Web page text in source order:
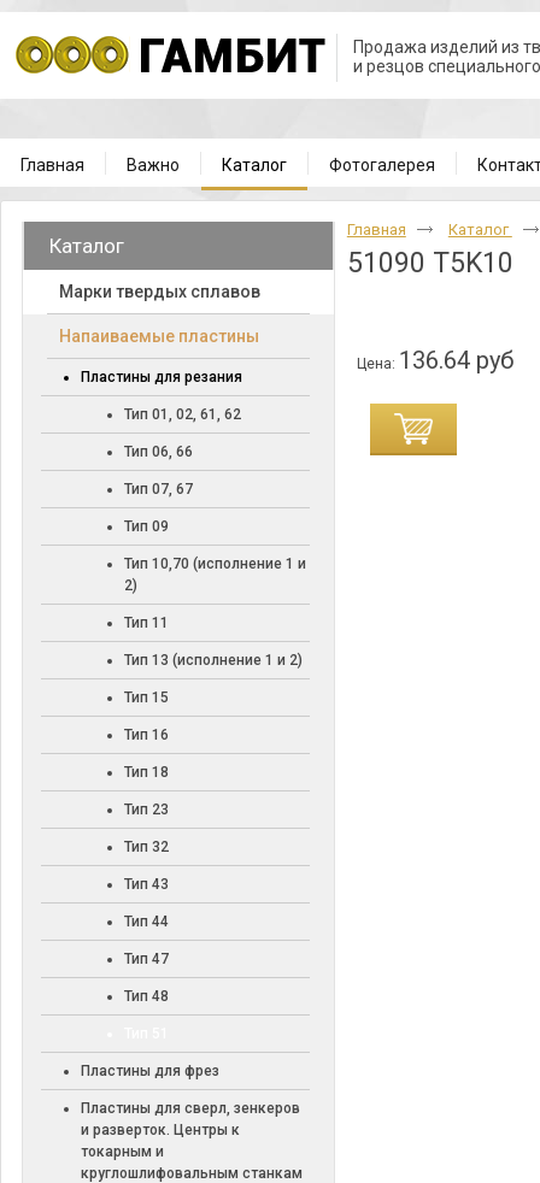
Продажа изделий из
и резцов
Главная Важно Каталог Фотогалерея
Каталог
Марки твердых сплавов
Напаиваемые пластины
Пластины для резания
Тип 01, 02, 61, 62
Тип 06, 66
Тип 07, 67
Тип 09
Тип 10,70 (исполнение 1 и
2)
Тип 11
Тип 13 (исполнение 1 и 2)
Тип 15
Тип 16
Тип 18
Тип 23
Тип 32
Тип 43
Тип 44
Тип 47
Тип 48
Пластины для фрез
Пластины для сверл, зенкеров
и разверток. Центры к
токарным и
круглошлифовальным станкам
Главная Каталог
51090 T5K10
Цена: 136.64 руб